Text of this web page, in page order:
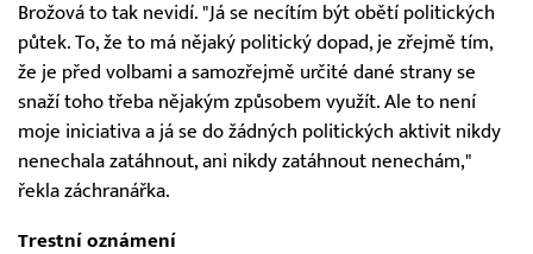
Brožová to tak nevidí. "Já se necítím být obětí politických
půtek. To, že to má nějaký politický dopad, je zřejmě tím,
že je před volbami a samozřejmě určité dané strany se
snaží toho třeba nějakým způsobem využít. Ale to není
moje iniciativa a já se do žádných politických aktivit nikdy
nenechala zatáhnout, ani nikdy zatáhnout nenechám,"
řekla záchranářka.
Trestní oznámení